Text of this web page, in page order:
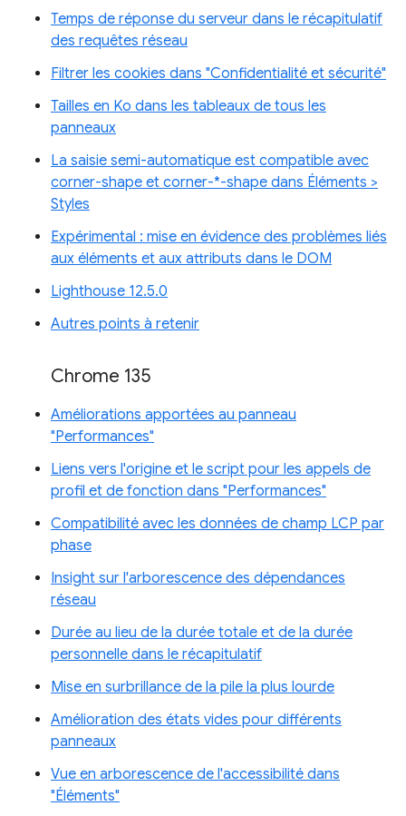
Temps de réponse du serveur dans le récapitulatif
des requêtes réseau
Filtrer les cookies dans "Confidentialité et sécurité"
Tailles en Ko dans les tableaux de tous les
panneaux
La saisie semi-automatique est compatible avec
corner-shape et corner-*-shape dans Éléments >
Styles
Expérimental : mise en évidence des problèmes liés
aux éléments et aux attributs dans le DOM
Lighthouse 12.5.0
Autres points à retenir
Chrome 135
Améliorations apportées au panneau
"Performances"
Liens vers l'origine et le script pour les appels de
profil et de fonction dans "Performances"
Compatibilité avec les données de champ LCP par
phase
Insight sur l'arborescence des dépendances
réseau
Durée au lieu de la durée totale et de la durée
personnelle dans le récapitulatif
Mise en surbrillance de la pile la plus lourde
Amélioration des états vides pour différents
panneaux
Vue en arborescence de l'accessibilité dans
"Éléments"